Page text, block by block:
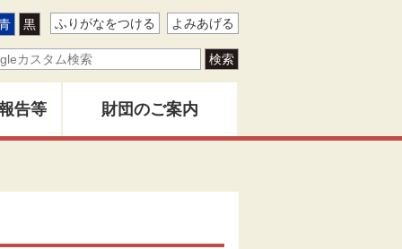
黒 ふりがなをつける よみあげる
告等 財団のご案内